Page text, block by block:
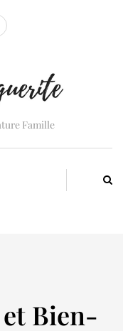
Famille
Bien-